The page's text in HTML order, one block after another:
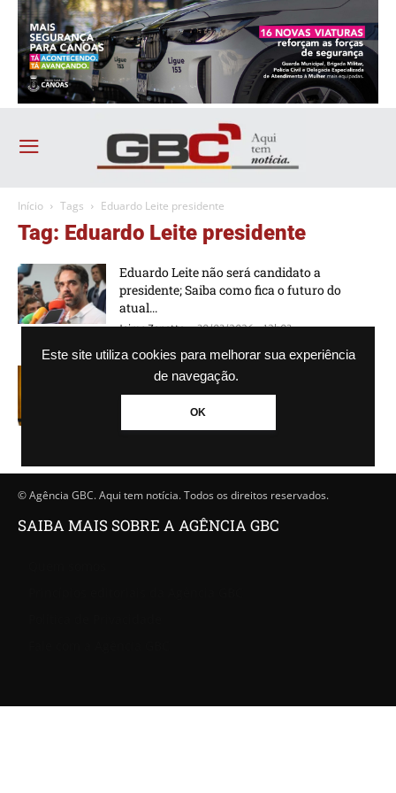
Este site utiliza cookies para melhorar sua experiência
de navegação.
OK
Início Tags Eduardo Leite presidente
Tag: Eduardo Leite presidente
Eduardo Leite não será candidato a
presidente; Saiba como fica o futuro do
atual...
Jaime Zanatta - 30/03/2026 - 12h03
PSDB anuncia Eduardo Leite como pré-
candidato à Presidência da República
02/08/2024 - 11h12
© Agência GBC. Aqui tem notícia. Todos os direitos reservados.
SAIBA MAIS SOBRE A AGÊNCIA GBC